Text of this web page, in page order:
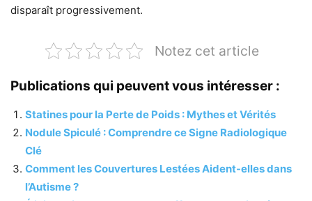
disparaît progressivement.
Notez cet article
Publications qui peuvent vous intéresser :
Statines pour la Perte de Poids : Mythes et Vérités
Nodule Spiculé : Comprendre ce Signe Radiologique
Clé
Comment les Couvertures Lestées Aident-elles dans
l’Autisme ?